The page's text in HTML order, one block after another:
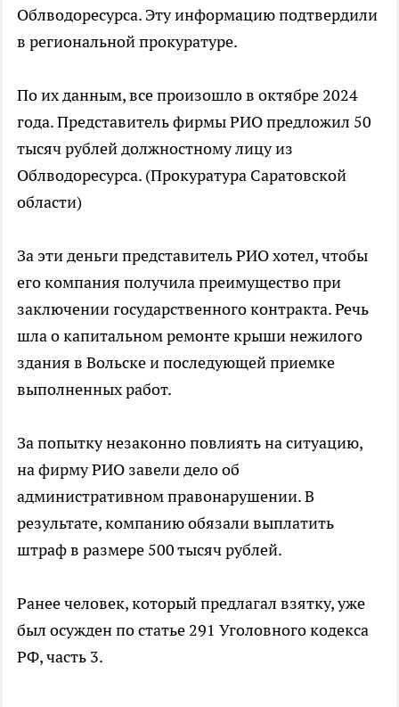
Облводоресурса. Эту информацию подтвердили
в региональной прокуратуре.
По их данным, все произошло в октябре 2024
года. Представитель фирмы РИО предложил 50
тысяч рублей должностному лицу из
Облводоресурса. (Прокуратура Саратовской
области)
За эти деньги представитель РИО хотел, чтобы
его компания получила преимущество при
заключении государственного контракта. Речь
шла о капитальном ремонте крыши нежилого
здания в Вольске и последующей приемке
выполненных работ.
За попытку незаконно повлиять на ситуацию,
на фирму РИО завели дело об
административном правонарушении. В
результате, компанию обязали выплатить
штраф в размере 500 тысяч рублей.
Ранее человек, который предлагал взятку, уже
был осужден по статье 291 Уголовного кодекса
РФ, часть 3.